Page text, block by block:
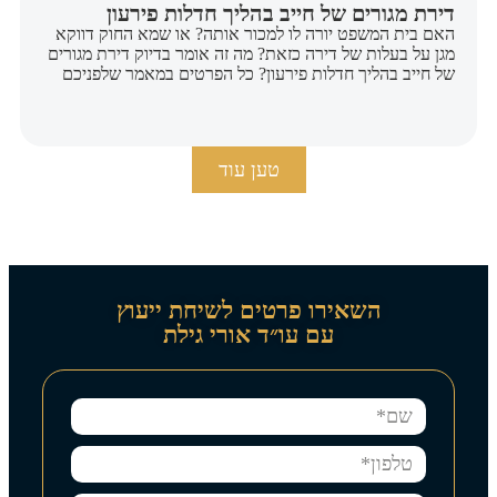
דירת מגורים של חייב בהליך חדלות פירעון
האם בית המשפט יורה לו למכור אותה? או שמא החוק דווקא
מגן על בעלות של דירה כזאת? מה זה אומר בדיוק דירת מגורים
של חייב בהליך חדלות פירעון? כל הפרטים במאמר שלפניכם
טען עוד
השאירו פרטים לשיחת ייעוץ
עם עו״ד אורי גילת